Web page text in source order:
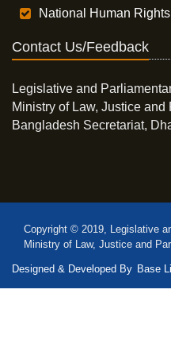
National Human
Contact Us/Feedback
Legislative and
Ministry of Law, Justice
Bangladesh Secretariat,
Copyright © 2019, Legislative
Ministry of Law, Justice and
Designed & Developed By Base